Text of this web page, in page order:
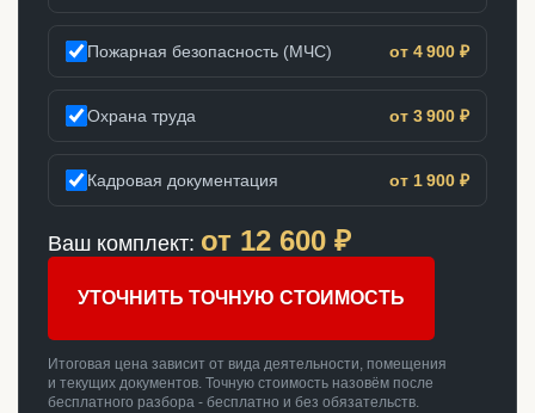
Пожарная безопасность (МЧС) от 4 900 ₽
Охрана труда от 3 900 ₽
Кадровая документация от 1 900 ₽
Ваш комплект: от 12 600 ₽
УТОЧНИТЬ ТОЧНУЮ СТОИМОСТЬ
Итоговая цена зависит от вида деятельности, помещения
и текущих документов. Точную стоимость назовём после
бесплатного разбора - бесплатно и без обязательств.